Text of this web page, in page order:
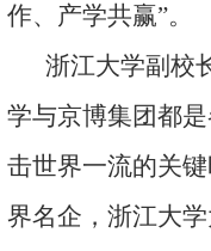
作、产学共赢”。
浙江大学副校
学与京博集团都
击世界一流的关
界名企，浙江大